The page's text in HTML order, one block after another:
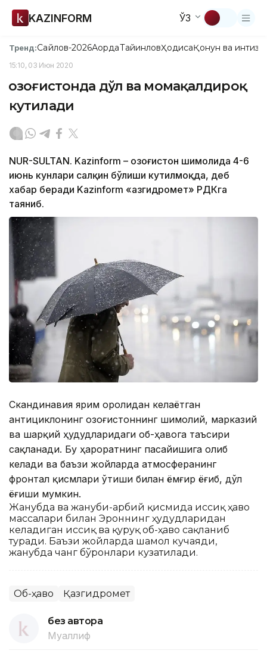
KAZINFORM ЎЗ
Тренд:Сайлов-2026АқордаТайинловҲодисаҚонун ва
15:10, 03 Июн 2020
Қозоғистонда дўл ва момақалдироқ
кутилади
NUR-SULTAN. Kazinform – Қозоғистон шимолида 4-6
июнь кунлари салқин бўлиши кутилмоқда, деб
хабар беради Kazinform «Қазгидромет» РДКга
таяниб.
Скандинавия ярим оролидан келаётган
антициклонинг Қозоғистоннинг шимолий, марказий
ва шарқий ҳудудларидаги об-ҳавога таъсири
сақланади. Бу ҳароратнинг пасайишига олиб
келади ва баъзи жойларда атмосферанинг
фронтал қисмлари ўтиши билан ёмғир ёғиб, дўл
ёғиши мумкин.
Жанубда ва жануби-ғарбий қисмида иссиқ ҳаво
массалари билан Эроннинг ҳудудларидан
келадиган иссиқ ва қуруқ об-ҳаво сақланиб
туради. Баъзи жойларда шамол кучаяди,
жанубда чанг бўронлари кузатилади.
Об-ҳаво Қазгидромет
без автора
Муаллиф